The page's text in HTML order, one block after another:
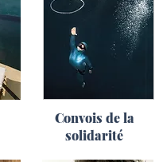
Convois de la
solidarité